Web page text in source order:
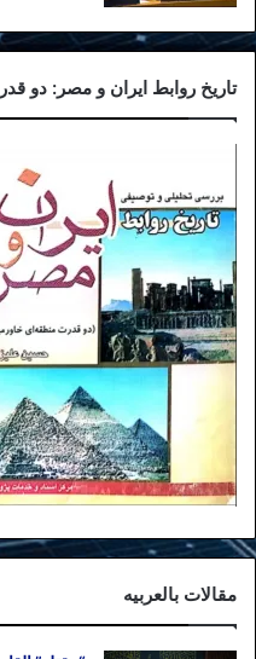
توضیح اینکه تاکنون
ظریف نخواسته خیس
برجام خود را در
ارزیابی اتحادیه از
است که ایران
ناگزیر به هزینه دادن
روشن است این چیزی
تن دادن به آن باشد.
از برجام به شیوه‌
عمل کرد نیز با رفتار
نیست. اما از نگاه
با تصمیم مرحله دوم
غنی‌سازی
پایان دادن به برجام
استقبال می‌کند.
از ۳/۶۷ درصدی
قطعا موضع اتحادیه
یکسان به ‌گونه‌ای
موضوع به شورای
تاریخ روابط ایران و مصر: دو
مقالات بالعربیه